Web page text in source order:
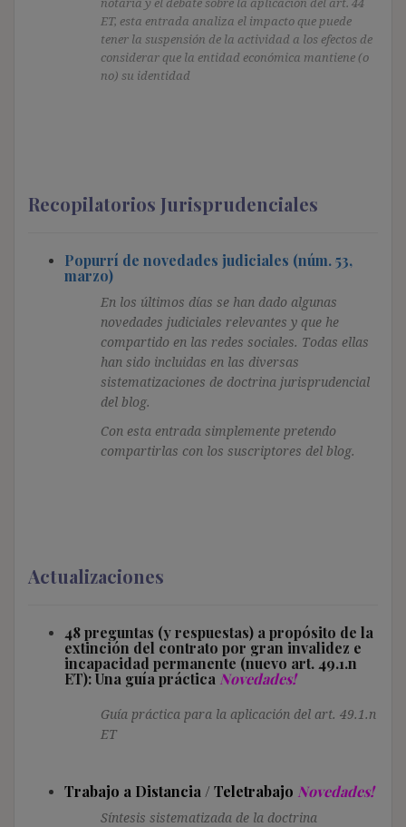
ET, esta entrada analiza el impacto que puede
tener la suspensión de la actividad a los efectos de
considerar que la entidad económica mantiene (o
no) su identidad
Recopilatorios Jurisprudenciales
Popurrí de novedades judiciales (núm. 53,
marzo)
En los últimos días se han dado algunas
novedades judiciales relevantes y que he
compartido en las redes sociales. Todas ellas
han sido incluidas en las diversas
sistematizaciones de doctrina jurisprudencial
del blog.
Con esta entrada simplemente pretendo
compartirlas con los suscriptores del blog.
Actualizaciones
48 preguntas (y respuestas) a propósito de la
extinción del contrato por gran invalidez e
incapacidad permanente (nuevo art. 49.1.n
ET): Una guía práctica Novedades!
Guía práctica para la aplicación del art. 49.1.n
ET
Trabajo a Distancia / Teletrabajo Novedades!
Síntesis sistematizada de la doctrina